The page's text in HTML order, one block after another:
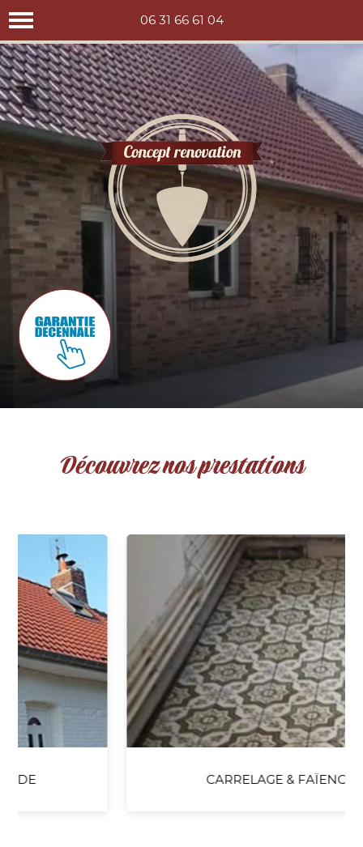
06 31 66 61 04
Concept rénovation
Découvrez nos prestations
CARRELAGE & FAÏENCE